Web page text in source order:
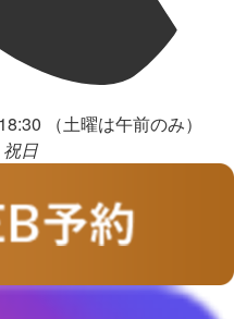
（土曜は午前のみ）
日